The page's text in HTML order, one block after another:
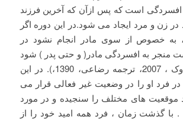
است که پس ازآن که آخرین فرزند
در زن و مرد ایجاد می شود.در این دوره اگر
، به خصوص از سوی مادر انجام نشود در
منجر به افسردگی مادر( و حتی پدر ) شود
. (سادوک و سادوک ، 2007، ترجمه رضاعی، 1390،). در این
در فرد او را در وضعیت غیر فعالی قرار می
موقعیت های مختلف را سنجیده و در مورد
. با گذشت زمان ، فرد همه امید خود را از